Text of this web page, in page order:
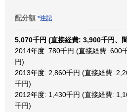
配分額 *注記
5,070千円 (直接経費: 3,900千円、
2014年度: 780千円 (直接経費: 600
円)
2013年度: 2,860千円 (直接経費:
千円)
2012年度: 1,430千円 (直接経費:
千円)